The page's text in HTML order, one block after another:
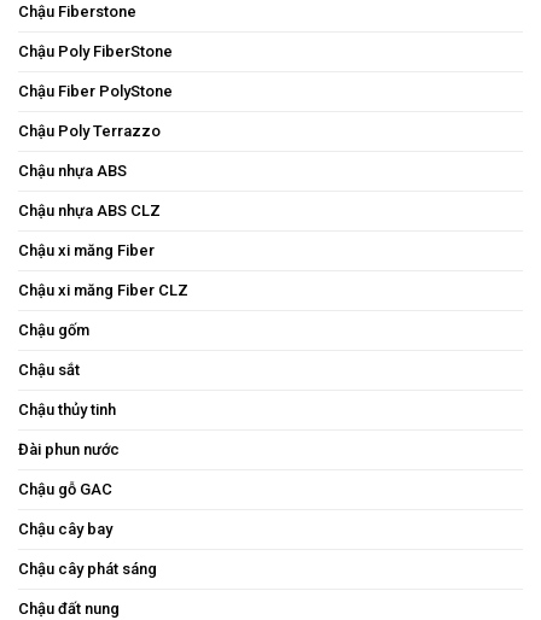
Chậu Fiberstone
Chậu Poly FiberStone
Chậu Fiber PolyStone
Chậu Poly Terrazzo
Chậu nhựa ABS
Chậu nhựa ABS CLZ
Chậu xi măng Fiber
Chậu xi măng Fiber CLZ
Chậu gốm
Chậu sắt
Chậu thủy tinh
Đài phun nước
Chậu gỗ GAC
Chậu cây bay
Chậu cây phát sáng
Chậu đất nung